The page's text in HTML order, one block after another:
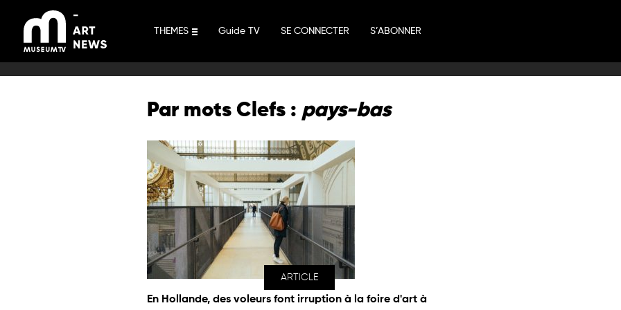
contenu
THEMES Guide TV SE CONNECTER S’ABONNER
Par mots Clefs : pays-bas
ARTICLE
En Hollande, des voleurs font irruption à la foire d'art à